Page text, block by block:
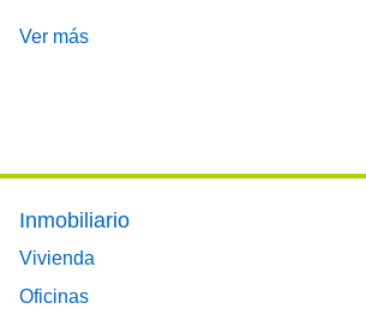
Ver más
Footer main menu
Inmobiliario
Vivienda
Oficinas